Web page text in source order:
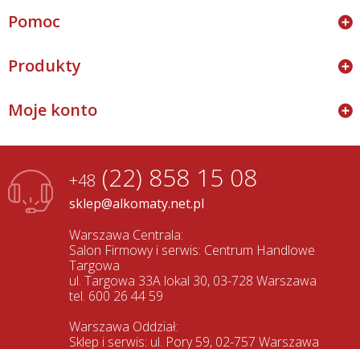
Pomoc
Produkty
Moje konto
+48 (22) 858 15 08
sklep@alkomaty.net.pl
Warszawa Centrala:
Salon Firmowy i serwis: Centrum Handlowe
Targowa
ul. Targowa 33A lokal 30, 03-728 Warszawa
tel. 600 26 44 59
Warszawa Oddział:
Sklep i serwis: ul. Pory 59, 02-757 Warszawa